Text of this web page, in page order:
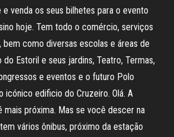
e venda os seus bilhetes para o evento
hoje. Tem todo o comércio, serviços
como diversas escolas e áreas de
Estoril e seus jardins, Teatro, Termas,
e eventos e o futuro Polo
icónico edificio do Cruzeiro. Olá. A
mais próxima. Mas se você descer na
vários ônibus, próximo da estação